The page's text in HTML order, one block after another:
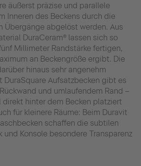
äußerst präzise und parallele
Inneren des Beckens durch die
Übergänge abgelöst werden. Aus
DuraCeram® lassen sich so
Millimeter Randstärke fertigen,
an Beckengröße ergibt. Die
hinaus sehr angenehm
DuraSquare Aufsatzbecken gibt es
und umlaufendem Rand –
direkt hinter dem Becken platziert
für kleinere Räume: Beim Duravit
schaffen die subtilen
und Konsole besondere Transparenz